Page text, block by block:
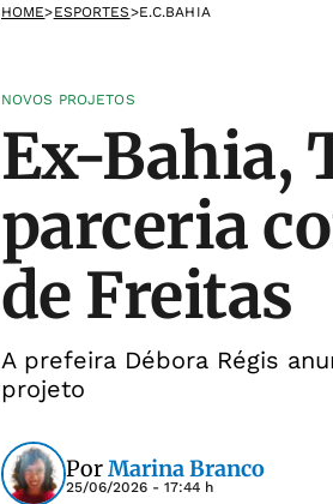
HOME>ESPORTES>E.C.BAHIA
NOVOS PROJETOS
Ex-Bahia,
parceria
de Freitas
A prefeira Débora Régis
projeto
PorMarina Branco
25/06/2026 - 17:44 h